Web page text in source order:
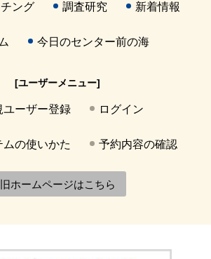
ング 調査研究 新着情報
今日のセンター前の海
[ユーザーメニュー]
ユーザー登録 ログイン
の使いかた 予約内容の確認
旧ホームページはこちら